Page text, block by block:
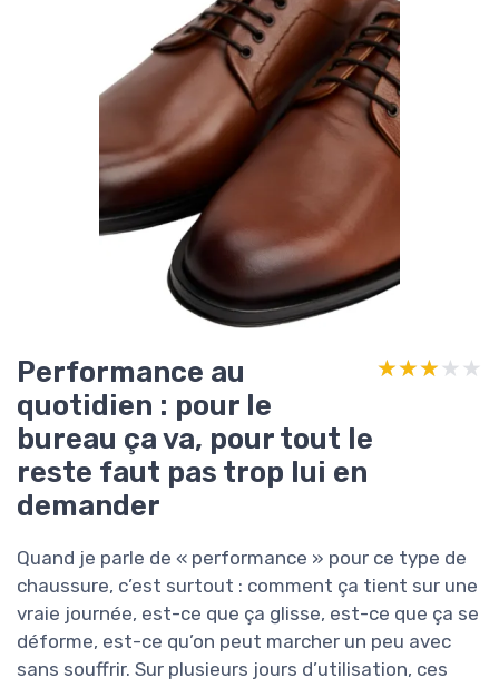
Performance au
quotidien : pour le
bureau ça va, pour tout le
reste faut pas trop lui en
demander
★★★★★
★★★★★
Quand je parle de « performance » pour ce type de
chaussure, c’est surtout : comment ça tient sur une
vraie journée, est-ce que ça glisse, est-ce que ça se
déforme, est-ce qu’on peut marcher un peu avec
sans souffrir. Sur plusieurs jours d’utilisation, ces